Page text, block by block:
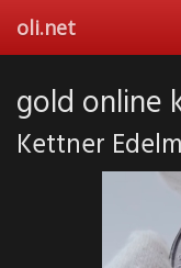
main
oli.net
gold online
Kettner